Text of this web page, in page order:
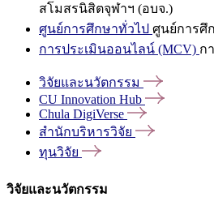
สโมสรนิสิตจุฬาฯ (อบจ.)
ศูนย์การศึกษาทั่วไป ศูนย์การศึ
การประเมินออนไลน์ (MCV) ก
วิจัยและนวัตกรรม
CU Innovation Hub
Chula DigiVerse
สำนักบริหารวิจัย
ทุนวิจัย
วิจัยและนวัตกรรม